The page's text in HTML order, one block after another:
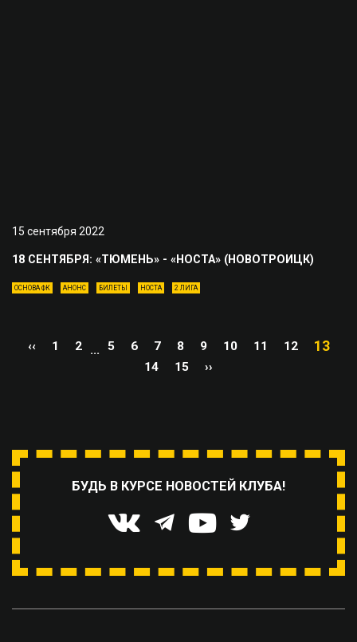
15 сентября 2022
18 СЕНТЯБРЯ: «ТЮМЕНЬ» - «НОСТА» (НОВОТРОИЦК)
ОСНОВА ФК АНОНС БИЛЕТЫ НОСТА 2 ЛИГА
‹‹ 1 2 ... 5 6 7 8 9 10 11 12 13
14 15 ››
БУДЬ В КУРСЕ НОВОСТЕЙ КЛУБА!